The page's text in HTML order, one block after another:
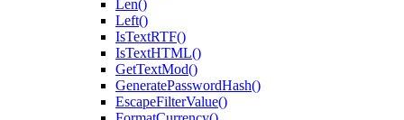
Len()
Left()
IsTextRTF()
IsTextHTML()
GetTextMod()
GeneratePasswordHash()
EscapeFilterValue()